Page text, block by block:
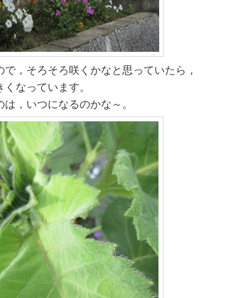
，そろそろ咲くかなと思っていたら，
なっています。
，いつになるのかな～。